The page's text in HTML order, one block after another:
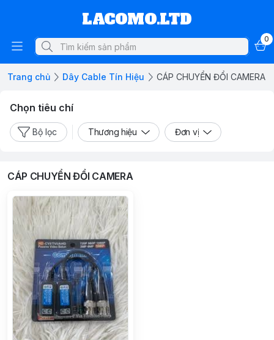
LACOMO.LTD
0
Trang chủ Dây Cable Tín Hiệu CÁP CHUYỂN ĐỔI CAMERA
Chọn tiêu chí
Bộ lọc Thương hiệu Đơn vị
CÁP CHUYỂN ĐỔI CAMERA